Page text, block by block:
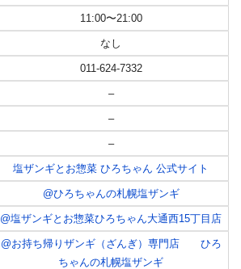
11:00〜21:00
なし
011-624-7332
–
–
–
塩ザンギとお惣菜 ひろちゃん 公式サイト
@ひろちゃんの札幌塩ザンギ
@塩ザンギとお惣菜ひろちゃん大通西15丁目店
@お持ち帰りザンギ（ざんぎ）専門店 ひろ
ちゃんの札幌塩ザンギ